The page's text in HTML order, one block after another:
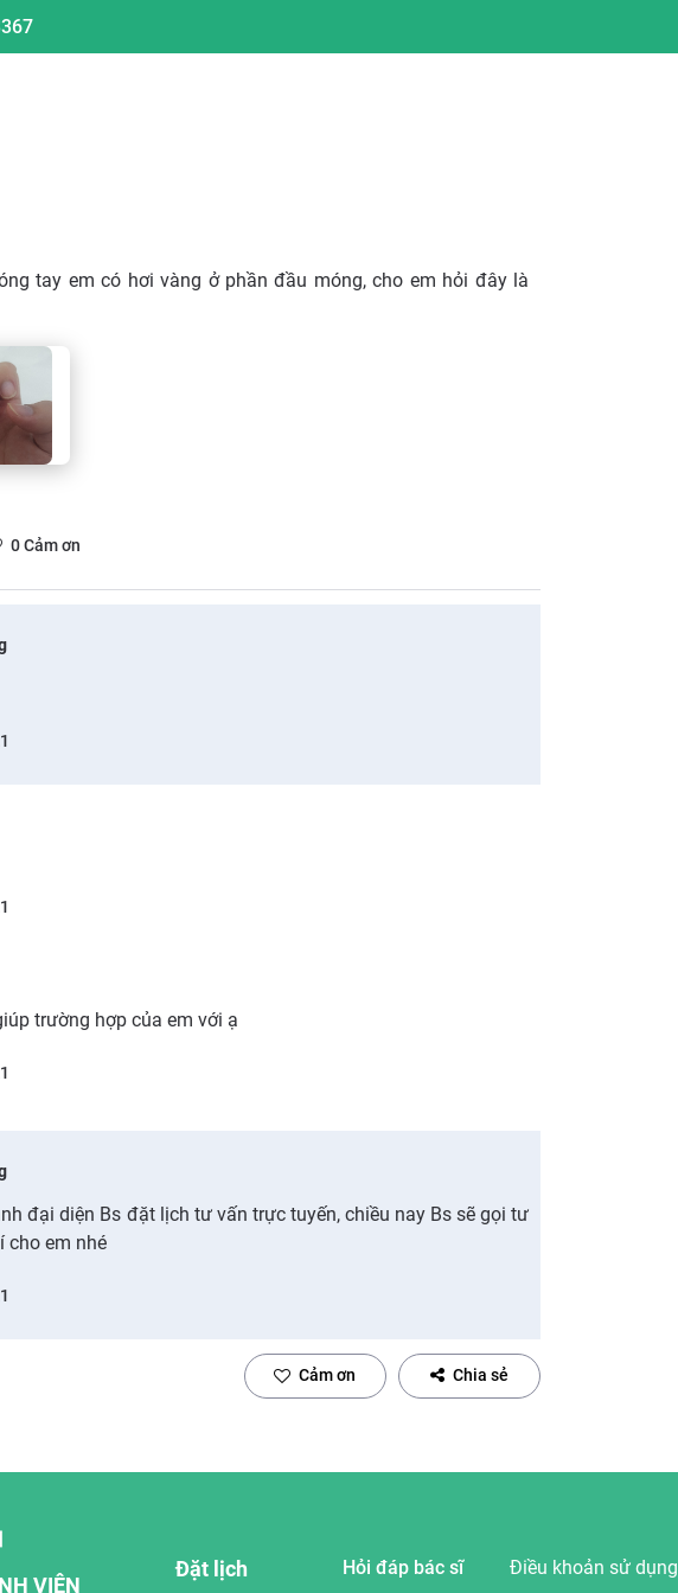
tay em có hơi vàng ở phần đầu móng, cho em hỏi đây là
0Cảm ơn
trường hợp của em với ạ
đại diện Bs đặt lịch tư vấn trực tuyến, chiều nay Bs sẽ gọi tư
cho em nhé
Cảm ơn Chia sẻ
VIÊN
Đặt lịch Hỏi đáp bác sĩ Điều khoản sử dụng